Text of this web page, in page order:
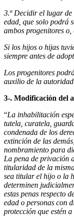
3.º Decidir el lugar
edad, que solo podrá
ambos progenitores
Si los hijos o hijas
siempre antes de
Los progenitores
auxilio de la autoridad
3-. Modificación del
“La inhabilitación
tutela, curatela,
condenada de los
extinción de las
nombramiento para
La pena de privación
titularidad de la
sea titular el hijo o la
determinen
estas penas respecto
edad o personas con
protección que estén